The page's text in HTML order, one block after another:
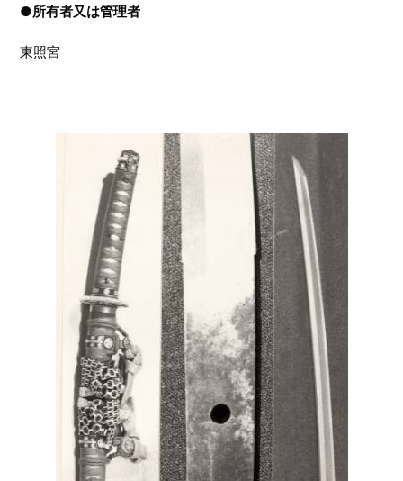
●所有者又は管理者
東照宮